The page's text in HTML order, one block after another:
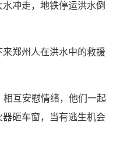
冲走，地铁停运洪水倒
郑州人在洪水中的救援
互安慰情绪，他们一起
砸车窗，当有逃生机会